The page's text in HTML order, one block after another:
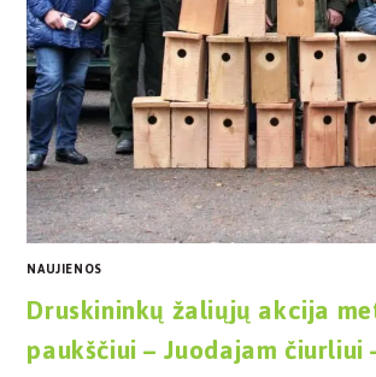
NAUJIENOS
Druskininkų žaliųjų akcija
paukščiui – Juodajam